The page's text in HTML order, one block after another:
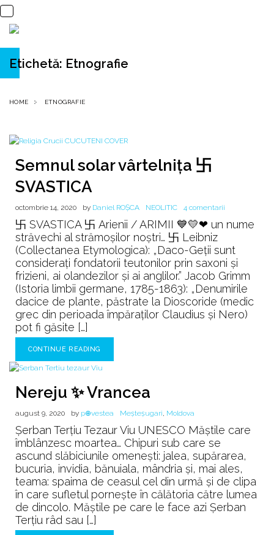
Etichetă: Etnografie
HOME ETNOGRAFIE
Semnul solar vârtelnița 卐
SVASTICA
octombrie 14, 2020 by Daniel ROȘCA NEOLITIC 4 comentarii
vârtelnița
卐
SVASTICA
卐 SVASTICA 卐 Arienii / ARIMII 💙💛❤ un nume
străvechi al strămoşilor noştri… 卐 Leibniz
(Collectanea Etymologica): „Daco-Geţii sunt
consideraţi fondatorii teutonilor prin saxoni şi
frizieni, ai olandezilor şi ai anglilor.” Jacob Grimm
(Istoria limbii germane, 1785-1863): „Denumirile
dacice de plante, păstrate la Dioscoride (medic
grec din perioada împăraţilor Claudius şi Nero)
pot fi găsite […]
CONTINUE READING
Nereju ✨ Vrancea
august 9, 2020 by p⊕vestea Meșteșugari Moldova
Şerban Terţiu Tezaur Viu UNESCO Măștile care
îmblânzesc moartea… Chipuri sub care se
ascund slăbiciunile omenești: jalea, supărarea,
bucuria, invidia, bănuiala, mândria și, mai ales,
teama: spaima de ceasul cel din urmă și de clipa
în care sufletul pornește în călătoria către lumea
de dincolo. Măștile pe care le face azi Șerban
Terțiu râd sau […]